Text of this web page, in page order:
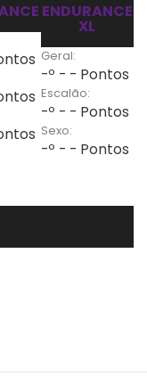
ENDURANCE
XL
Geral:
-º - - Pontos
Escalão:
-º - - Pontos
Sexo:
-º - - Pontos